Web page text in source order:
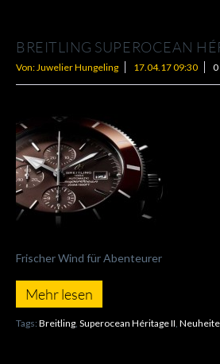
BREITLING SUPEROCEAN
Von: Juwelier Hungeling 17.04.17 09:30
Frischer Wind für Abenteurer
Mehr lesen
Tags: Breitling Superocean Héritage II